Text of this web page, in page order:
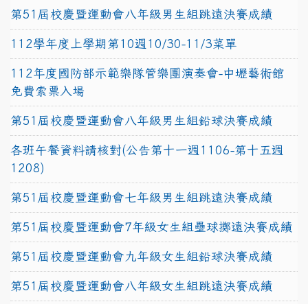
第51屆校慶暨運動會八年級男生組跳遠決賽成績
112學年度上學期第10週10/30-11/3菜單
112年度國防部示範樂隊管樂團演奏會-中壢藝術館
免費索票入場
第51屆校慶暨運動會八年級男生組鉛球決賽成績
各班午餐資料請核對(公告第十一週1106-第十五週
1208)
第51屆校慶暨運動會七年級男生組跳遠決賽成績
第51屆校慶暨運動會7年級女生組壘球擲遠決賽成績
第51屆校慶暨運動會九年級女生組鉛球決賽成績
第51屆校慶暨運動會八年級女生組跳遠決賽成績